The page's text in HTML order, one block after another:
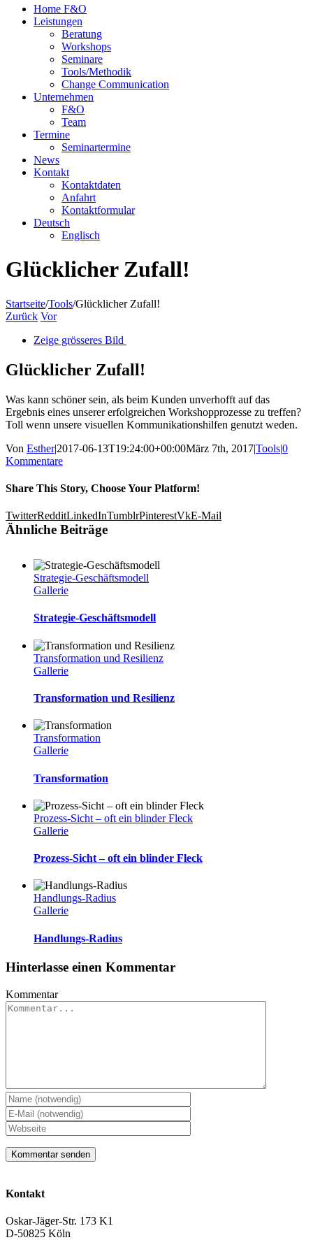
Home F&O
Leistungen
Beratung
Workshops
Seminare
Tools/Methodik
Change Communication
Unternehmen
F&O
Team
Termine
Seminartermine
News
Kontakt
Kontaktdaten
Anfahrt
Kontaktformular
Deutsch
Englisch
Glücklicher Zufall!
Startseite/Tools/Glücklicher Zufall!
Zurück Vor
Zeige grösseres Bild
Glücklicher Zufall!
Was kann schöner sein, als beim Kunden unverhofft auf das
Ergebnis eines unserer erfolgreichen Workshopprozesse zu treffen?
Toll wenn unsere visuellen Kommunikationshilfen genutzt weden.
Von Esther|2017-06-13T19:24:00+00:00März 7th, 2017|Tools|0
Kommentare
Share This Story, Choose Your Platform!
TwitterRedditLinkedInTumblrPinterestVkE-Mail
Ähnliche Beiträge
Strategie-Geschäftsmodell
Gallerie
Strategie-Geschäftsmodell
Transformation und Resilienz
Gallerie
Transformation und Resilienz
Transformation
Gallerie
Transformation
Prozess-Sicht – oft ein blinder Fleck
Gallerie
Prozess-Sicht – oft ein blinder Fleck
Handlungs-Radius
Gallerie
Handlungs-Radius
Hinterlasse einen Kommentar
Kommentar
Kontakt
Oskar-Jäger-Str. 173 K1
D-50825 Köln